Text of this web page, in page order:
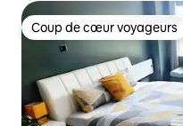
Coup de cœur voyageurs
Coup de cœur voyageurs